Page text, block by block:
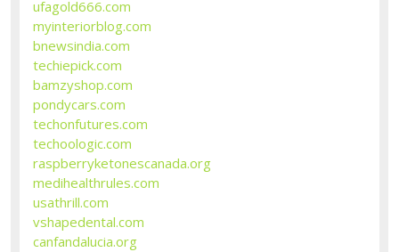
ufagold666.com
myinteriorblog.com
bnewsindia.com
techiepick.com
bamzyshop.com
pondycars.com
techonfutures.com
techoologic.com
raspberryketonescanada.org
medihealthrules.com
usathrill.com
vshapedental.com
canfandalucia.org